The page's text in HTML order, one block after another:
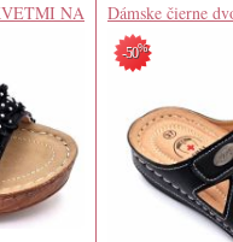
NA
Dámske čierne
-50%